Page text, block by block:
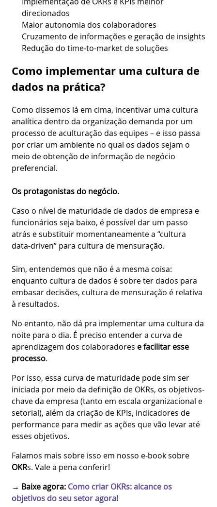
direcionados
Maior autonomia dos colaboradores
Cruzamento de informações e geração de insights
Redução do time-to-market de soluções
Como implementar uma cultura de
dados na prática?
Como dissemos lá em cima, incentivar uma cultura
analítica dentro da organização demanda por um
processo de aculturação das equipes – e isso passa
por criar um ambiente no qual os dados sejam o
meio de obtenção de informação de negócio
preferencial.
Os protagonistas do negócio.
Caso o nível de maturidade de dados de empresa e
funcionários seja baixo, é possível dar um passo
atrás e substituir momentaneamente a “cultura
data-driven” para cultura de mensuração.
Sim, entendemos que não é a mesma coisa:
enquanto cultura de dados é sobre ter dados para
embasar decisões, cultura de mensuração é relativa
à resultados.
No entanto, não dá pra implementar uma cultura da
noite para o dia. É preciso entender a curva de
aprendizagem dos colaboradores e facilitar esse
processo.
Por isso, essa curva de maturidade pode sim ser
iniciada por meio da definição de OKRs, os objetivos-
chave da empresa (tanto em escala organizacional e
setorial), além da criação de KPIs, indicadores de
performance para medir as ações que vão levar até
esses objetivos.
Falamos mais sobre isso em nosso e-book sobre
OKRs. Vale a pena conferir!
→ Baixe agora: Como criar OKRs: alcance os
objetivos do seu setor agora!